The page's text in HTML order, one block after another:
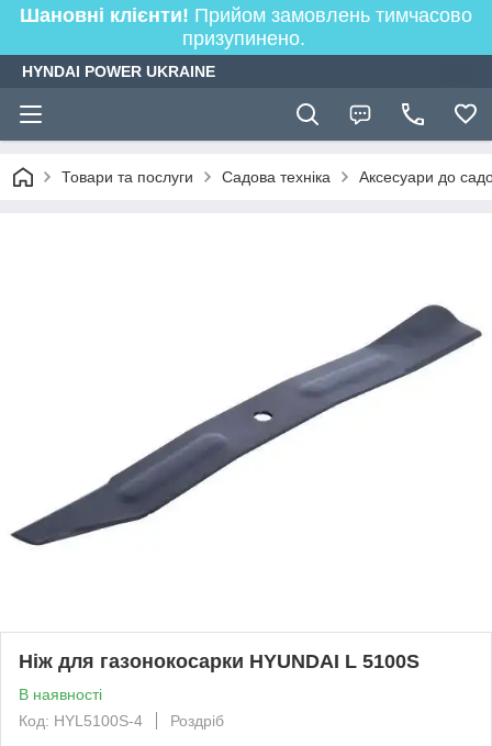
Шановні клієнти! Прийом замовлень тимчасово
призупинено.
HYNDAI POWER UKRAINE
Товари та послуги Садова техніка Аксесуари до
Ніж для газонокосарки HYUNDAI L 5100S
В наявності
Код: HYL5100S-4
Роздріб